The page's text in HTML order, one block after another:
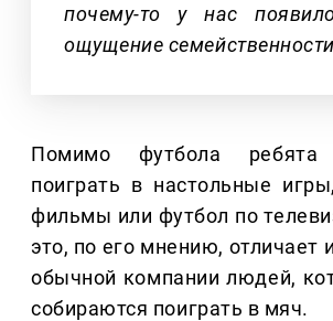
почему-то у нас
ощущение
Помимо футбола ребята
поиграть в настольные
фильмы или футбол по
это, по его мнению, отличает
обычной компании людей,
собираются поиграть в мяч.